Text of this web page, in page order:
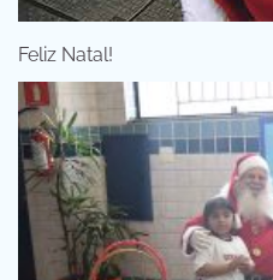
Feliz Natal!